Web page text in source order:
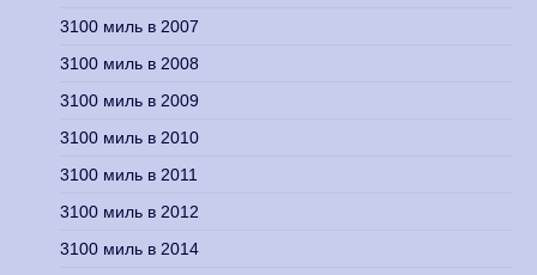
3100 миль в 2007
3100 миль в 2008
3100 миль в 2009
3100 миль в 2010
3100 миль в 2011
3100 миль в 2012
3100 миль в 2014